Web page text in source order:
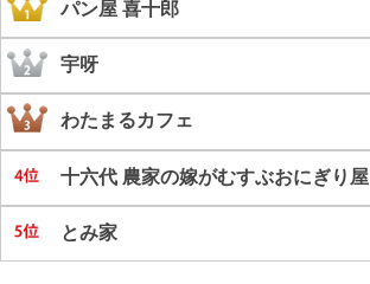
パン屋 喜十郎
宇呀
わたまるカフェ
十六代 農家の嫁がむすぶおにぎり屋
とみ家